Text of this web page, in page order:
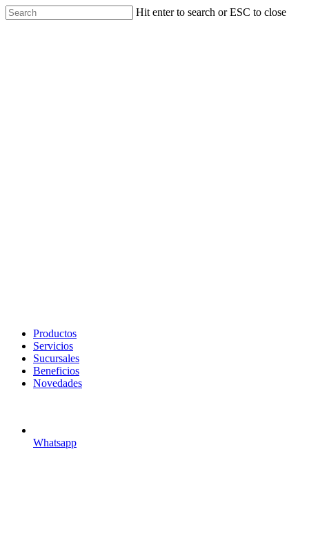
Skip
to
Hit enter to search or ESC to close
search
Menu
Productos
Servicios
Sucursales
Beneficios
Novedades
Whatsapp